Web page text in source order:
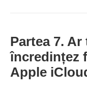
Partea 7.
încredințez
Apple